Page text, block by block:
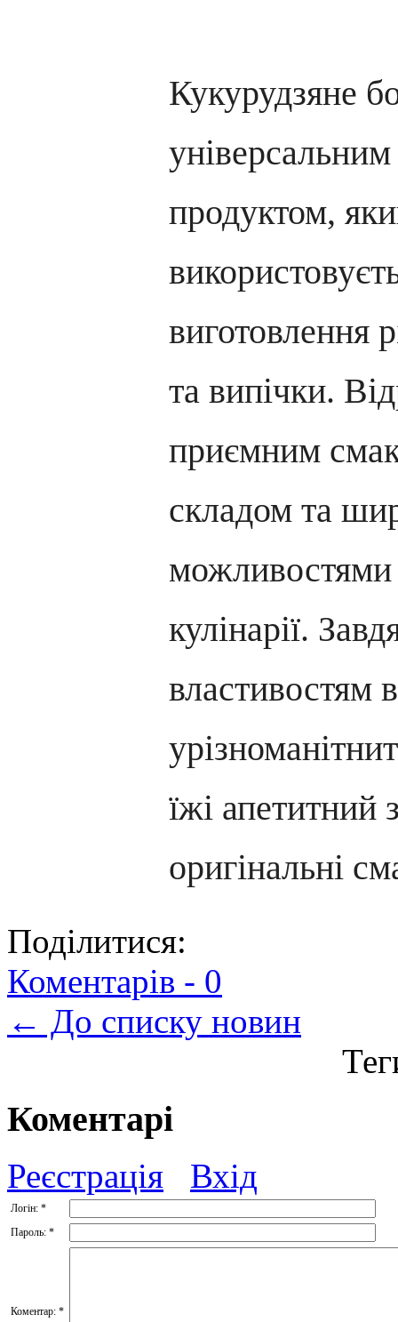
Кукурудзяне
продуктом,
виготовлення
та випічки.
приємним
складом та
можливостями
кулінарії.
властивостям
їжі апетитний
оригінальні
Поділитися:
Коментарів - 0
← До списку новин
Коментарі
Реєстрація Вхід
Логін: *
Пароль: *
Коментар: *